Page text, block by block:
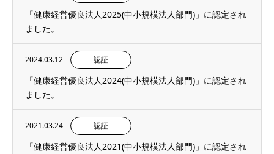
「健康経営優良法人2025(中小規模法人部門)」に認定され
ました。
2024.03.12 認証
「健康経営優良法人2024(中小規模法人部門)」に認定され
ました。
2021.03.24 認証
「健康経営優良法人2021(中小規模法人部門)」に認定され